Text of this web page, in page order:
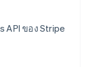
API ของ Stripe